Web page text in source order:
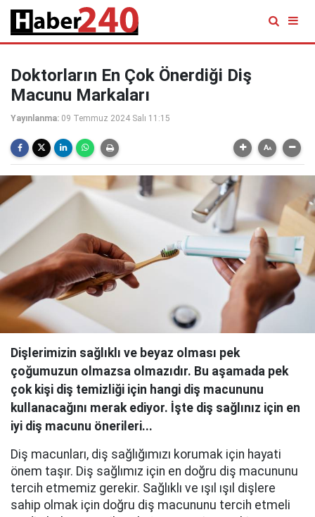
Doktorların En Çok Önerdiği Diş
Macunu Markaları
Yayınlanma: 09 Temmuz 2024 Salı 11:15
Dişlerimizin sağlıklı ve beyaz olması pek
çoğumuzun olmazsa olmazıdır. Bu aşamada pek
çok kişi diş temizliği için hangi diş macununu
kullanacağını merak ediyor. İşte diş sağlınız için en
iyi diş macunu önerileri...
Diş macunları, diş sağlığımızı korumak için hayati
önem taşır. Diş sağlımız için en doğru diş macununu
tercih etmemiz gerekir. Sağlıklı ve ışıl ışıl dişlere
sahip olmak için doğru diş macununu tercih etmeli